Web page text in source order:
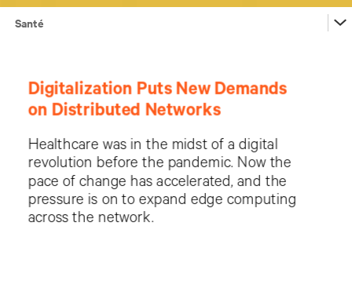
Santé
Télécommunications
Retail
Éducation